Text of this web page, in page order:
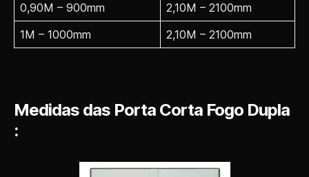
0,90M – 900mm
2,10M – 2100mm
1M – 1000mm
2,10M – 2100mm
Medidas das Porta Corta Fogo Dupla
: